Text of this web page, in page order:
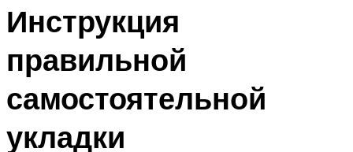
Инструкция
правильной
самостоятельной
укладки